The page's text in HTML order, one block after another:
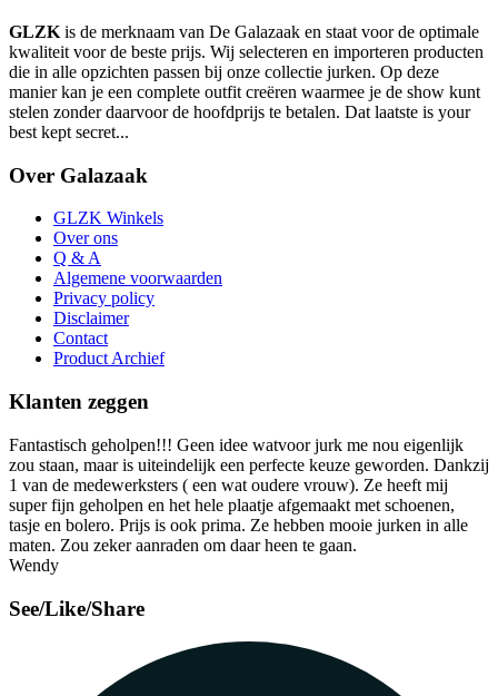
GLZK is de merknaam van De Galazaak en staat voor de optimale
kwaliteit voor de beste prijs. Wij selecteren en importeren producten
die in alle opzichten passen bij onze collectie jurken. Op deze
manier kan je een complete outfit creëren waarmee je de show kunt
stelen zonder daarvoor de hoofdprijs te betalen. Dat laatste is your
best kept secret...
Over Galazaak
GLZK Winkels
Over ons
Q & A
Algemene voorwaarden
Privacy policy
Disclaimer
Contact
Product Archief
Klanten zeggen
Fantastisch geholpen!!! Geen idee watvoor jurk me nou eigenlijk
zou staan, maar is uiteindelijk een perfecte keuze geworden. Dankzij
1 van de medewerksters ( een wat oudere vrouw). Ze heeft mij
super fijn geholpen en het hele plaatje afgemaakt met schoenen,
tasje en bolero. Prijs is ook prima. Ze hebben mooie jurken in alle
maten. Zou zeker aanraden om daar heen te gaan.
Wendy
See/Like/Share